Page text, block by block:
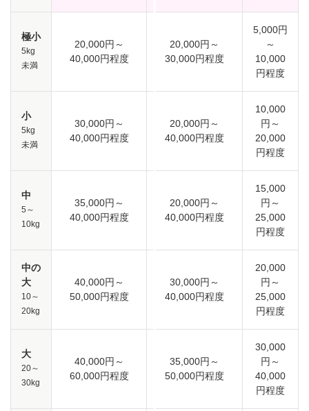
極小
5kg
未満
20,000円～
40,000円程度
20,000円～
30,000円程度
5,000円
～
10,000
円程度
小
5kg
未満
30,000円～
40,000円程度
20,000円～
40,000円程度
10,000
円～
20,000
円程度
中
5～
10kg
35,000円～
40,000円程度
20,000円～
40,000円程度
15,000
円～
25,000
円程度
中の
大
10～
20kg
40,000円～
50,000円程度
30,000円～
40,000円程度
20,000
円～
25,000
円程度
大
20～
30kg
40,000円～
60,000円程度
35,000円～
50,000円程度
30,000
円～
40,000
円程度